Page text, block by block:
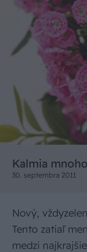
Kalmia
30. septembra 2011
Nový,
Tento zatiaľ
medzi